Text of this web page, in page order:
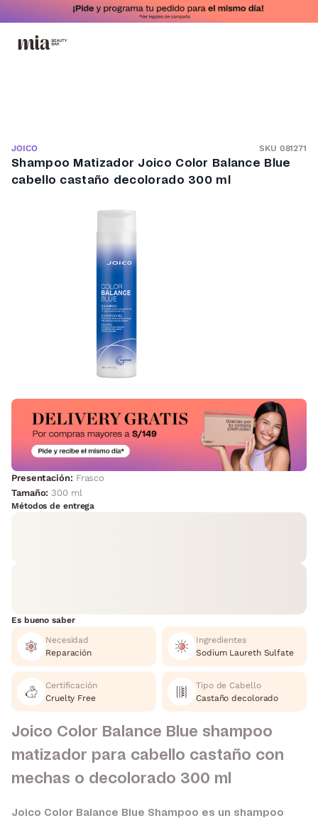
JOICO SKU 081271
Shampoo Matizador Joico Color Balance Blue
cabello castaño decolorado 300 ml
Presentación: Frasco
Tamaño:300 ml
Métodos de entrega
Es bueno saber
Necesidad
Reparación
Ingredientes
Sodium Laureth Sulfate
Certificación
Cruelty Free
Tipo de Cabello
Castaño decolorado
Joico Color Balance Blue shampoo
matizador para cabello castaño con
mechas o decolorado 300 ml
Joico Color Balance Blue Shampoo es un shampoo